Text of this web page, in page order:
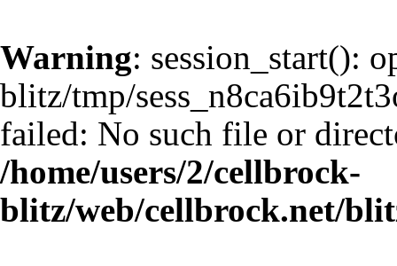
Warning: session_start():
blitz/tmp/
failed: No such file or
/home/users/2/cellbrock-
blitz/web/cellbrock.net/